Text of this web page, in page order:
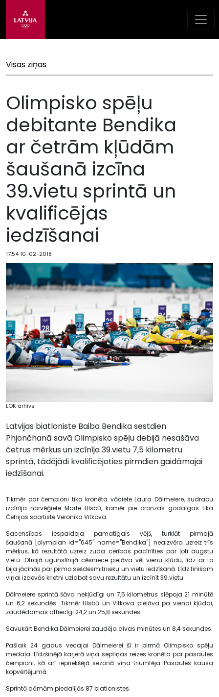
Visas ziņas
Olimpisko spēļu
debitante Bendika
ar četrām kļūdām
šaušanā izcīna
39.vietu sprintā un
kvalificējas
iedzīšanai
17:54 10-02-2018
LOK arhīvs
Latvijas biatloniste Baiba Bendika sestdien
Phjončhanā savā Olimpisko spēļu debijā nesašāva
četrus mērķus un izcīnīja 39.vietu 7,5 kilometru
sprintā, tādējādi kvalificējoties pirmdien gaidāmajai
iedzīšanai.
Tikmēr par čempioni tika kronēta vāciete Laura Dālmeiere, sudrabu
izcīnīja norvēģiete Marte Ulsbū, kamēr pie bronzas godalgas tika
Čehijas sportiste Veronika Vitkova.
Sacensības iespaidoja pamatīgais vējš, turklāt pirmajā
šaušanā [olympian id="645" name="Bendika"] neaizvēra uzreiz trīs
mērķus, kā rezultātā uzreiz zuda cerības pacīnīties par ļoti augstu
vietu. Otrajā ugunslīnijā cēsniece pieļāva vēl vienu kļūdu, līdz ar to
bija jācīnās par pirmo sešdesmitnieku un vietu iedzīšanā. Līdz finišam
viņai izdevās krietni uzlabot savu rezultātu un izcīnīt 39.vietu.
Dālmeiere sprintā šāva nekļūdīgi un 7,5 kilometrus slēpoja 21 minūtē
un 6,2 sekundēs. Tikmēr Ulsbū un Vitkova pieļāva pa vienai kļūdai,
zaudēdamas attiecīgi 24,2 un 25,8 sekundes.
Savukārt Bendika Dālmeierei zaudēja divas minūtes un 8,4 sekundes.
Pašlaik 24 gadus vecajai Dālmeierei šī ir pirmā Olimpisko spēļu
medaļa. Līdzšinējā karjerā viņa septiņas reizes kronēta par pasaules
čempioni, kā arī iepriekšējā sezonā viņa triumfēja Pasaules kausa
kopvērtējumā.
Sprintā dāmām piedalījās 87 biatlonistes.